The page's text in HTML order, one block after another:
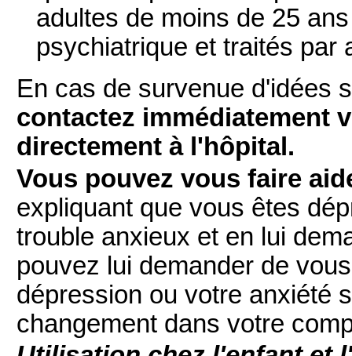
adultes de moins de 25
psychiatrique et traités par
En cas de survenue d'idées
contactez immédiatement
directement à l'hôpital.
Vous pouvez vous faire
expliquant que vous êtes
trouble anxieux et en lui
pouvez lui demander de
dépression ou votre anxiété
changement dans votre